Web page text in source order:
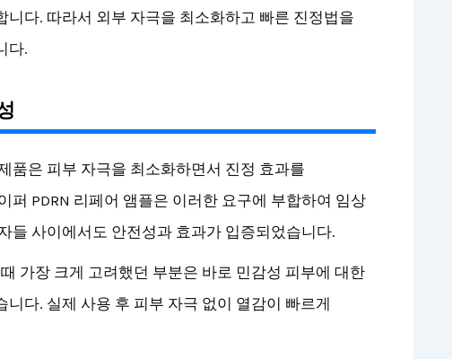
니다. 따라서 외부 자극을 최소화하고 빠른 진정법을
다.
품은 피부 자극을 최소화하면서 진정 효과를
퍼 PDRN 리페어 앰플은 이러한 요구에 부합하여 임상
들 사이에서도 안전성과 효과가 입증되었습니다.
가장 크게 고려했던 부분은 바로 민감성 피부에 대한
니다. 실제 사용 후 피부 자극 없이 열감이 빠르게